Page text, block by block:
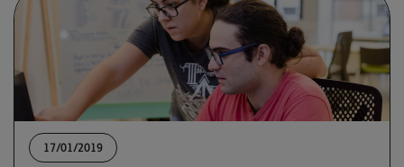
17/01/2019